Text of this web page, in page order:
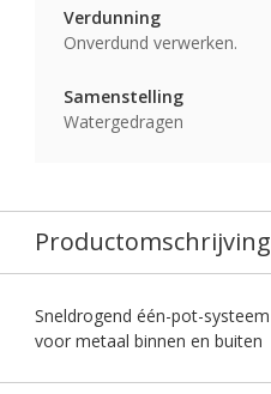
Verdunning
Onverdund verwerken.
Samenstelling
Watergedragen
Productomschrijving
Sneldrogend één-pot-systeem
voor metaal binnen en buiten